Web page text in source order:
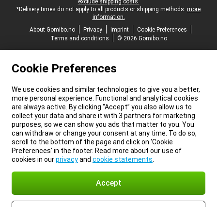
exclude shipping costs.
*Delivery times do not apply to all products or shipping methods: more
information.
About Gomibo.no
Privacy Imprint
Cookie Preferences
Terms and conditions
© 2026 Gomibo.no
Cookie Preferences
We use cookies and similar technologies to give you a better,
more personal experience. Functional and analytical cookies
are always active. By clicking “Accept” you also allow us to
collect your data and share it with 3 partners for marketing
purposes, so we can show you ads that matter to you. You
can withdraw or change your consent at any time. To do so,
scroll to the bottom of the page and click on ‘Cookie
Preferences’ in the footer. Read more about our use of
cookies in ourprivacyand cookie statements
Accept